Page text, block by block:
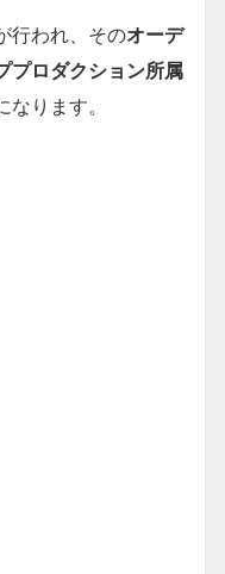
行われ、そのオーデ
プロダクション所属
ります。